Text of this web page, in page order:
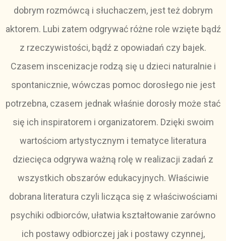
dobrym rozmówcą i słuchaczem, jest też dobrym
aktorem. Lubi zatem odgrywać różne role wzięte bądź
z rzeczywistości, bądź z opowiadań czy bajek.
Czasem inscenizacje rodzą się u dzieci naturalnie i
spontanicznie, wówczas pomoc dorosłego nie jest
potrzebna, czasem jednak właśnie dorosły może stać
się ich inspiratorem i organizatorem. Dzięki swoim
wartościom artystycznym i tematyce literatura
dziecięca odgrywa ważną rolę w realizacji zadań z
wszystkich obszarów edukacyjnych. Właściwie
dobrana literatura czyli licząca się z właściwościami
psychiki odbiorców, ułatwia kształtowanie zarówno
ich postawy odbiorczej jak i postawy czynnej,